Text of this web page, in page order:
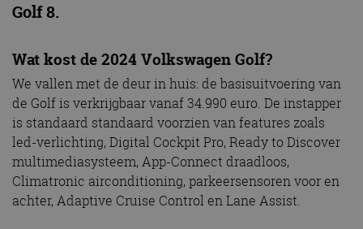
Golf 8.
Wat kost de 2024 Volkswagen Golf?
We vallen met de deur in huis: de basisuitvoering van
de Golf is verkrijgbaar vanaf 34.990 euro. De instapper
is standaard standaard voorzien van features zoals
led-verlichting, Digital Cockpit Pro, Ready to Discover
multimediasysteem, App-Connect draadloos,
Climatronic airconditioning, parkeersensoren voor en
achter, Adaptive Cruise Control en Lane Assist.